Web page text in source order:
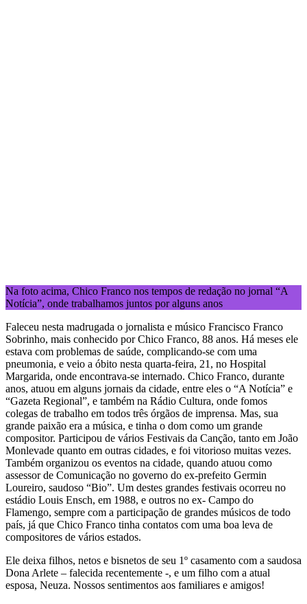
Na foto acima, Chico Franco nos tempos de redação no jornal “A
Notícia”, onde trabalhamos juntos por alguns anos
Faleceu nesta madrugada o jornalista e músico Francisco Franco
Sobrinho, mais conhecido por Chico Franco, 88 anos. Há meses ele
estava com problemas de saúde, complicando-se com uma
pneumonia, e veio a óbito nesta quarta-feira, 21, no Hospital
Margarida, onde encontrava-se internado. Chico Franco, durante
anos, atuou em alguns jornais da cidade, entre eles o “A Notícia” e
“Gazeta Regional”, e também na Rádio Cultura, onde fomos
colegas de trabalho em todos três órgãos de imprensa. Mas, sua
grande paixão era a música, e tinha o dom como um grande
compositor. Participou de vários Festivais da Canção, tanto em João
Monlevade quanto em outras cidades, e foi vitorioso muitas vezes.
Também organizou os eventos na cidade, quando atuou como
assessor de Comunicação no governo do ex-prefeito Germin
Loureiro, saudoso “Bio”. Um destes grandes festivais ocorreu no
estádio Louis Ensch, em 1988, e outros no ex- Campo do
Flamengo, sempre com a participação de grandes músicos de todo
país, já que Chico Franco tinha contatos com uma boa leva de
compositores de vários estados.
Ele deixa filhos, netos e bisnetos de seu 1º casamento com a saudosa
Dona Arlete – falecida recentemente -, e um filho com a atual
esposa, Neuza. Nossos sentimentos aos familiares e amigos!